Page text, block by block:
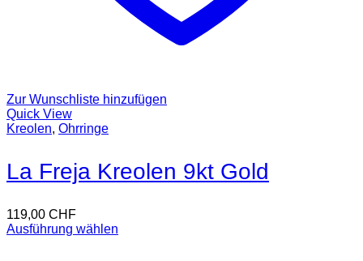
Zur Wunschliste hinzufügen
Quick View
Kreolen, Ohrringe
La Freja Kreolen 9kt Gold
119,00 CHF
Ausführung wählen